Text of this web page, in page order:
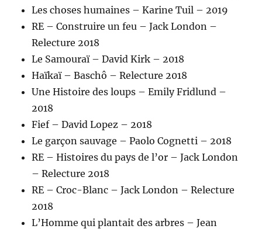
Les choses humaines – Karine Tuil – 2019
RE – Construire un feu – Jack London –
Relecture 2018
Le Samouraï – David Kirk – 2018
Haïkaï – Baschô – Relecture 2018
Une Histoire des loups – Emily Fridlund –
2018
Fief – David Lopez – 2018
Le garçon sauvage – Paolo Cognetti – 2018
RE – Histoires du pays de l’or – Jack London
– Relecture 2018
RE – Croc-Blanc – Jack London – Relecture
2018
L’Homme qui plantait des arbres – Jean